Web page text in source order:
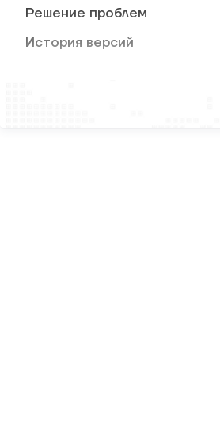
Решение проблем
История версий